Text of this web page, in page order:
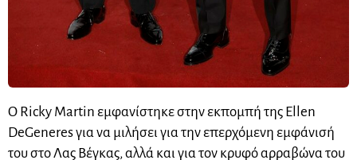
Ο Ricky Martin εμφανίστηκε στην εκπομπή της Ellen
DeGeneres για να μιλήσει για την επερχόμενη εμφάνισή
του στο Λας Βέγκας, αλλά και για τον κρυφό αρραβώνα του